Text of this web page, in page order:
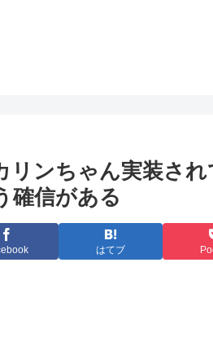
リンちゃん実装さ
確信がある
はてブ